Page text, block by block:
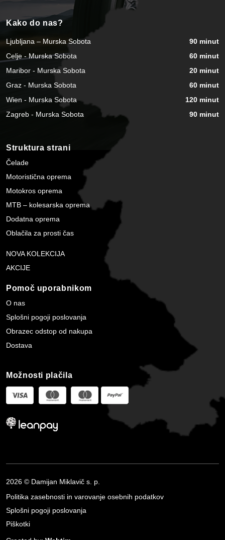
Kako do nas?
Ljubljana – Murska Sobota
90 minut
Celje - Murska Sobota
60 minut
Maribor - Murska Sobota
20 minut
Graz - Murska Sobota
60 minut
Wien - Murska Sobota
120 minut
Zagreb - Murska Sobota
90 minut
Struktura strani
Čelade
Motoristična oprema
Motokros oprema
MTB – kolesarska oprema
Dodatna oprema
Oblačila za prosti čas
NOVA KOLEKCIJA
AKCIJE
Pomoč uporabnikom
O nas
Splošni pogoji poslovanja
Obrazec odstop od nakupa
Dostava
Možnosti plačila
2026 © Damijan Miklavič s. p.
Politika zasebnosti in varovanje osebnih podatkov
Splošni pogoji poslovanja
Piškotki